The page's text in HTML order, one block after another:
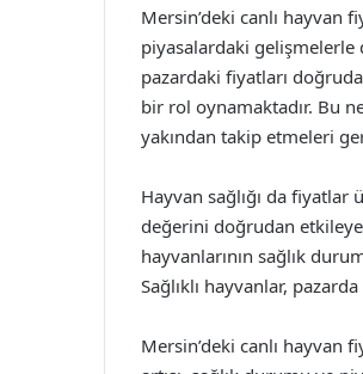
Mersin’deki canlı hayvan
piyasalardaki gelişmelerle
pazardaki fiyatları
bir rol oynamaktadır. Bu
yakından takip etmeleri
Hayvan sağlığı da fiyatlar
değerini doğrudan
hayvanlarının sağlık
Sağlıklı hayvanlar,
Mersin’deki canlı hayvan